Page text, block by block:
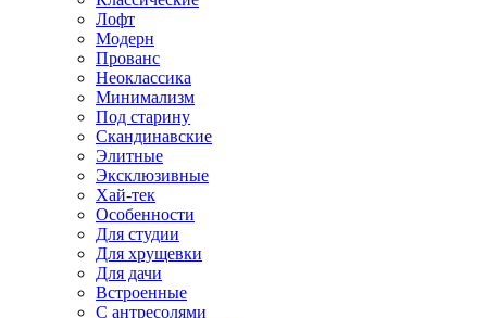
Лофт
Модерн
Прованс
Неоклассика
Минимализм
Под старину
Скандинавские
Элитные
Эксклюзивные
Хай-тек
Особенности
Для студии
Для хрущевки
Для дачи
Встроенные
С антресолями